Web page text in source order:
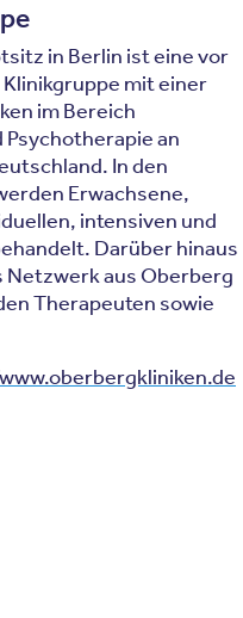
in Berlin ist eine vor
mit einer
im Bereich
an
In den
Erwachsene,
intensiven und
Darüber hinaus
aus Oberberg
Therapeuten sowie